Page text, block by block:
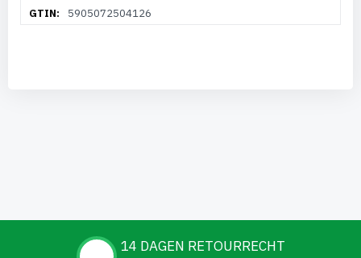
5905072504126
14 DAGEN RETOURRECHT